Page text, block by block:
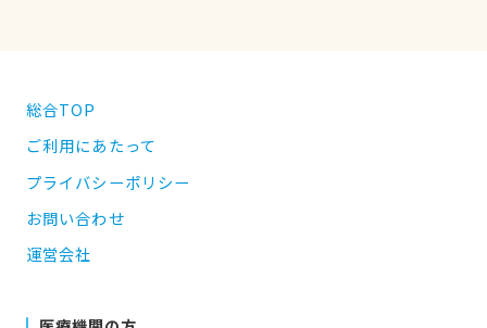
総合TOP
ご利用にあたって
プライバシーポリシー
お問い合わせ
運営会社